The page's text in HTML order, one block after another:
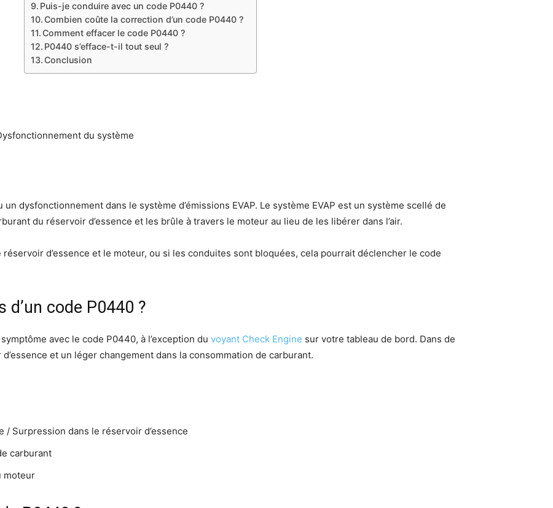
Puis-je conduire avec un code P0440 ?
Combien coûte la correction d’un code P0440 ?
Comment effacer le code P0440 ?
P0440 s’efface-t-il tout seul ?
Conclusion
du système
dysfonctionnement dans le système d’émissions EVAP. Le système EVAP est un système scellé de
du réservoir d’essence et les brûle à travers le moteur au lieu de les libérer dans l’air.
d’essence et le moteur, ou si les conduites sont bloquées, cela pourrait déclencher le code
code P0440 ?
avec le code P0440, à l’exception du voyant Check Engine sur votre tableau de bord. Dans de
et un léger changement dans la consommation de carburant.
Surpression dans le réservoir d’essence
carburant
moteur